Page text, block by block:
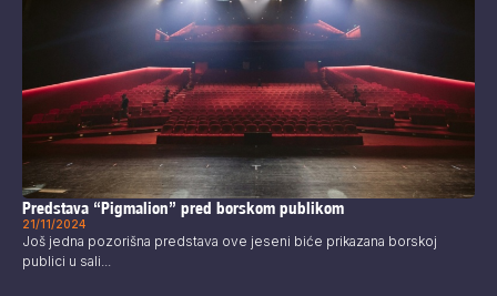
Predstava “Pigmalion” pred borskom publikom
21/11/2024
Još jedna pozorišna predstava ove jeseni biće prikazana borskoj
publici u sali...